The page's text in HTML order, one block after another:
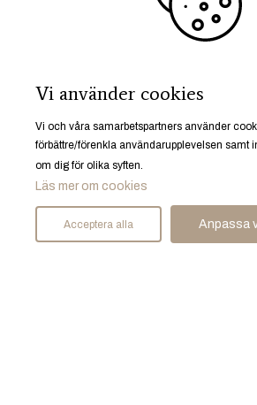
Start
Bostäder
Spekulantregister
Karriär
Vi använder cookies
Vi och våra samarbetspartners använder
förbättre/förenkla användarupplevelsen samt
om dig för olika syften.
Läs mer om cookies
Acceptera alla Anpassa